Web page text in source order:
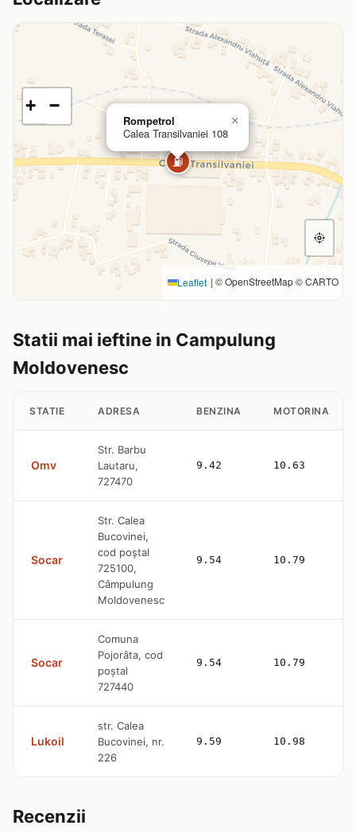
⛽
Rompetrol
Calea Transilvaniei 108
×
+ −
Leaflet | © OpenStreetMap © CARTO
Statii mai ieftine in Campulung
Moldovenesc
STATIE ADRESA BENZINA MOTORINA
Omv
Str. Barbu
Lautaru,
727470
9.42 10.63
Socar
Str. Calea
Bucovinei,
cod poştal
725100,
Câmpulung
Moldovenesc
9.54 10.79
Socar
Comuna
Pojorâta, cod
poştal
727440
9.54 10.79
Lukoil
str. Calea
Bucovinei, nr.
226
9.59 10.98
Recenzii